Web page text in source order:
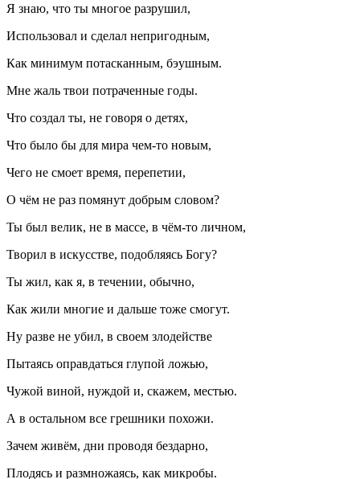
Я знаю, что ты многое разрушил,
Использовал и сделал непригодным,
Как минимум потасканным, бэушным.
Мне жаль твои потраченные годы.
Что создал ты, не говоря о детях,
Что было бы для мира чем-то новым,
Чего не смоет время, перепетии,
О чём не раз помянут добрым словом?
Ты был велик, не в массе, в чём-то личном,
Творил в искусстве, подобляясь Богу?
Ты жил, как я, в течении, обычно,
Как жили многие и дальше тоже смогут.
Ну разве не убил, в своем злодействе
Пытаясь оправдаться глупой ложью,
Чужой виной, нуждой и, скажем, местью.
А в остальном все грешники похожи.
Зачем живём, дни проводя бездарно,
Плодясь и размножаясь, как микробы.